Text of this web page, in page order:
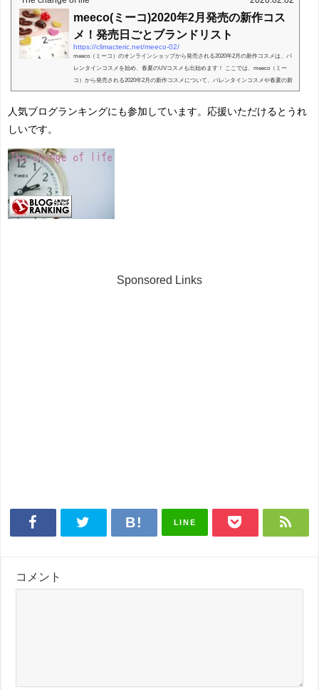
meeco(ミーコ)2020年2月発売の新作コス
メ！発売日ごとブランドリスト
https://climacteric.net/meeco-02/
meeco（ミーコ）のオンラインショップから発売される2020年2月の新作コスメは、バ
レンタインコスメを始め、春夏のUVコスメも出始めます！ ここでは、meeco（ミー
コ）から発売される2020年2月の新作コスメについて、バレンタインコスメや春夏の新
作コスメについ...
人気ブログランキングにも参加しています。応援いただけるとうれ
しいです。
Sponsored Links
LINE
コメント